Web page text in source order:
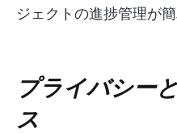
ジェクトの進捗管理が簡
プライバシー
ス